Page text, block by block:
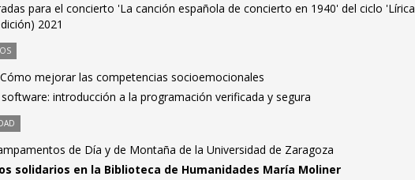
para el concierto 'La canción española de concierto en 1940' del ciclo 'Lírica
2021
mejorar las competencias socioemocionales
introducción a la programación verificada y segura
de Día y de Montaña de la Universidad de Zaragoza
solidarios en la Biblioteca de Humanidades María Moliner